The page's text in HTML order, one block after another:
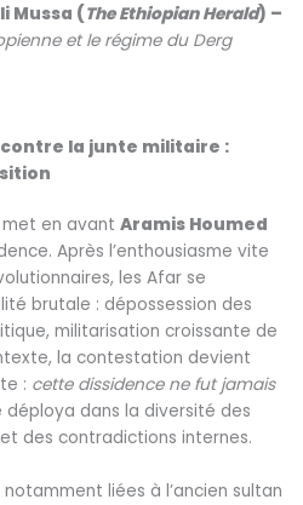
Mussa (The Ethiopian Herald) –
et le régime du Derg
la junte militaire :
met en avantAramis Houmed
Après l’enthousiasme vite
les Afar se
brutale : dépossession des
militarisation croissante de
la contestation devient
: cette dissidence ne fut jamais
déploya dans la diversité des
des contradictions internes.
liées à l’ancien sultan